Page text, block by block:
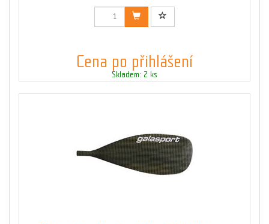
Cena po přihlášení
Skladem: 2 ks